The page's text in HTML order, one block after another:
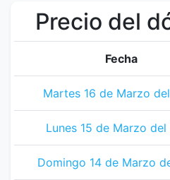
Precio del
Fecha
Martes 16 de Marzo
Lunes 15 de Marzo del
Domingo 14 de Marzo